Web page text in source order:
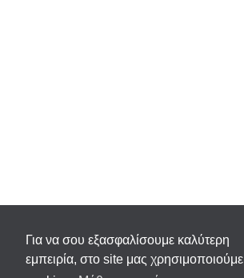
Για να σου εξασφαλίσουμε καλύτερη
εμπειρία, στο site μας χρησιμοποιούμε